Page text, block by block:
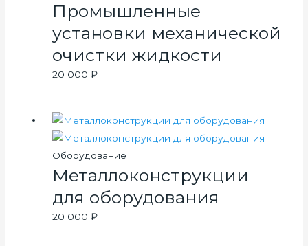
Промышленные
установки механической
очистки жидкости
20 000 ₽
Оборудование
Металлоконструкции
для оборудования
20 000 ₽